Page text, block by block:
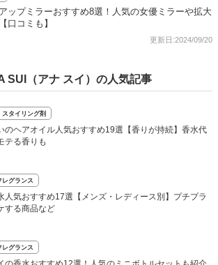
ップミラーおすすめ8選！人気の女優ミラーや拡大
口コミも】
更新日:2024/09/20
SUI（アナ スイ）の人気記事
スタイリング剤
のヘアオイル人気おすすめ19選【香りが持続】香水代
テる香りも
レグランス
人気おすすめ17選【メンズ・レディース別】プチプラ
する商品など
レグランス